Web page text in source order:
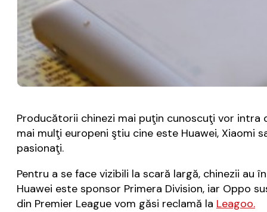
Producătorii chinezi mai puţin cunoscuţi vor
mai mulţi europeni ştiu cine este Huawei, Xiaomi
pasionaţi.
Pentru a se face vizibili la scară largă, chinezii
Huawei este sponsor Primera Division, iar Oppo
din Premier League vom găsi reclamă la Leagoo.